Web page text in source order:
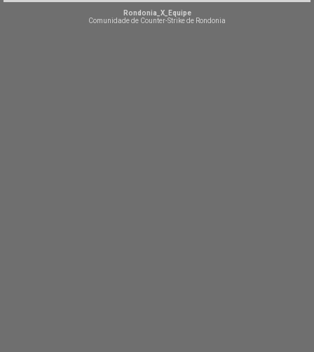
Rondonia_X_Equipe
Comunidade de Counter-Strike de Rondonia